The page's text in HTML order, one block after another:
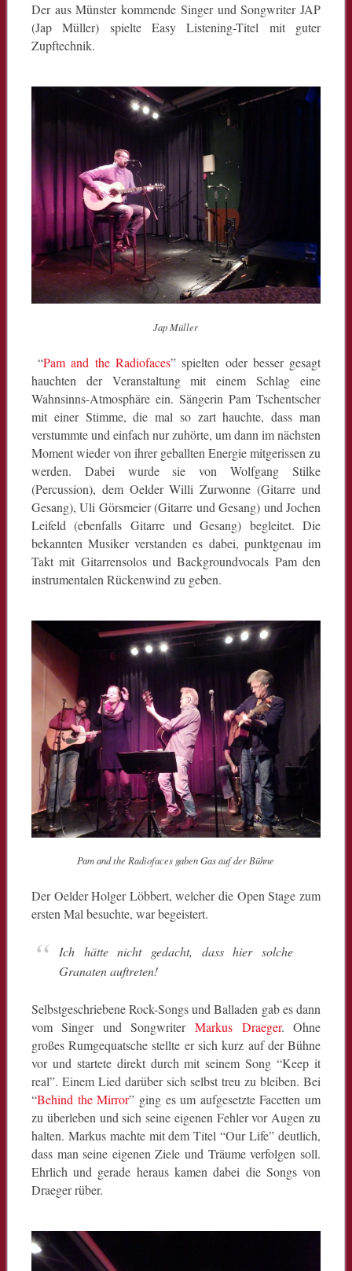
Der aus Münster kommende Singer und Songwriter JAP
(Jap Müller) spielte Easy Listening-Titel mit guter
Zupftechnik.
Jap Müller
“Pam and the Radiofaces” spielten oder besser gesagt
hauchten der Veranstaltung mit einem Schlag eine
Wahnsinns-Atmosphäre ein. Sängerin Pam Tschentscher
mit einer Stimme, die mal so zart hauchte, dass man
verstummte und einfach nur zuhörte, um dann im nächsten
Moment wieder von ihrer geballten Energie mitgerissen zu
werden. Dabei wurde sie von Wolfgang Stilke
(Percussion), dem Oelder Willi Zurwonne (Gitarre und
Gesang), Uli Görsmeier (Gitarre und Gesang) und Jochen
Leifeld (ebenfalls Gitarre und Gesang) begleitet. Die
bekannten Musiker verstanden es dabei, punktgenau im
Takt mit Gitarrensolos und Backgroundvocals Pam den
instrumentalen Rückenwind zu geben.
Pam and the Radiofaces gaben Gas auf der Bühne
Der Oelder Holger Löbbert, welcher die Open Stage zum
ersten Mal besuchte, war begeistert.
Ich hätte nicht gedacht, dass hier solche
Granaten auftreten!
Selbstgeschriebene Rock-Songs und Balladen gab es dann
vom Singer und SongwriterMarkus Draeger. Ohne
großes Rumgequatsche stellte er sich kurz auf der Bühne
vor und startete direkt durch mit seinem Song “Keep it
real”. Einem Lied darüber sich selbst treu zu bleiben. Bei
“Behind the Mirror” ging es um aufgesetzte Facetten um
zu überleben und sich seine eigenen Fehler vor Augen zu
halten. Markus machte mit dem Titel “Our Life” deutlich,
dass man seine eigenen Ziele und Träume verfolgen soll.
Ehrlich und gerade heraus kamen dabei die Songs von
Draeger rüber.